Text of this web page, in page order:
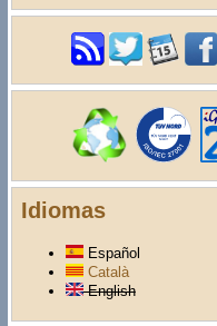
Idiomas
Español
Català
English